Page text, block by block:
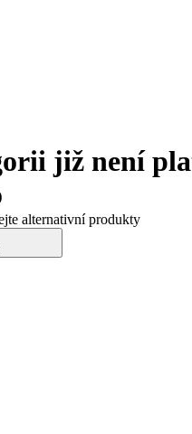
již není
alternativní produkty